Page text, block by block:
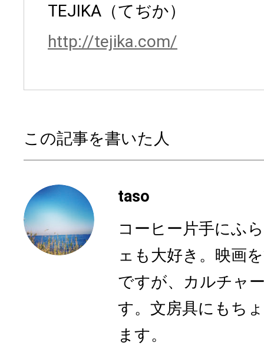
TEJIKA（てぢか）
http://tejika.com/
この記事を書いた人
taso
コーヒー片手にふ
ェも大好き。映画
ですが、カルチャ
す。文房具にもち
ます。